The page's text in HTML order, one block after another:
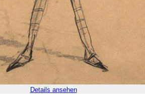
Details ansehen